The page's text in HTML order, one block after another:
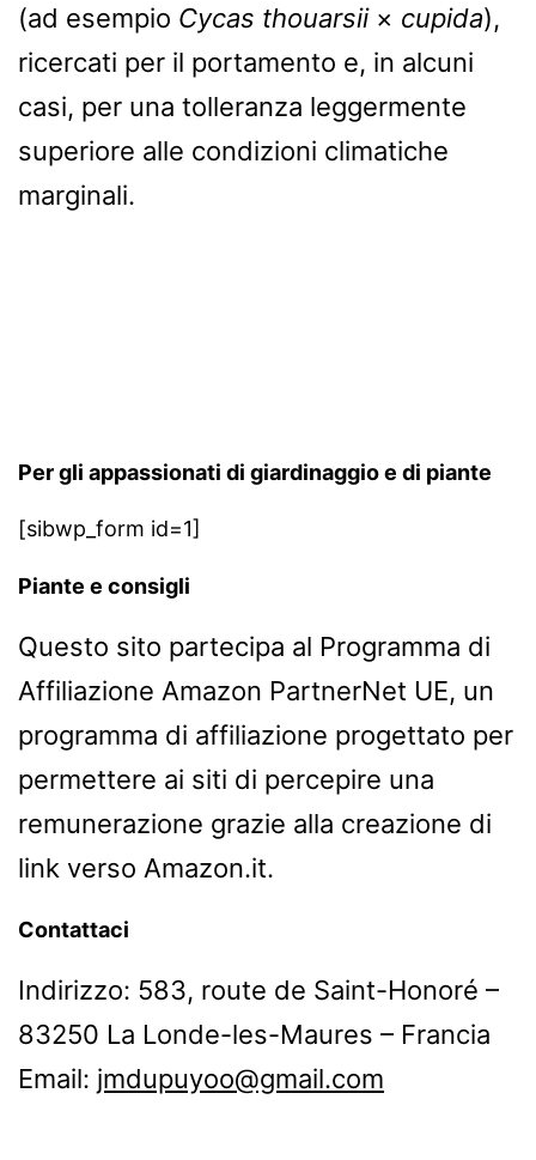
(ad esempio Cycas thouarsii× cupida),
ricercati per il portamento e, in alcuni
casi, per una tolleranza leggermente
superiore alle condizioni climatiche
marginali.
Per gli appassionati di giardinaggio e di piante
[sibwp_form id=1]
Piante e consigli
Questo sito partecipa al Programma di
Affiliazione Amazon PartnerNet UE, un
programma di affiliazione progettato per
permettere ai siti di percepire una
remunerazione grazie alla creazione di
link verso Amazon.it.
Contattaci
Indirizzo: 583, route de Saint-Honoré –
83250 La Londe-les-Maures – Francia
Email: jmdupuyoo@gmail.com